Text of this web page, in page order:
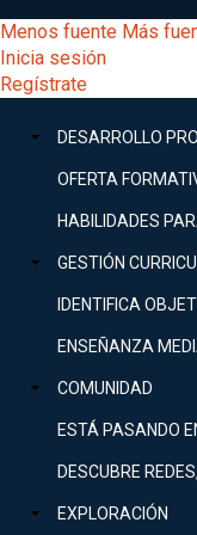
al
contenido
principal
Menú
entrar
mi
Menos fuente Más
Inicia sesión
Regístrate
Menú
DESARROLLO
OFERTA
HABILIDADES
GESTIÓN
IDENTIFICA
ENSEÑANZA
COMUNIDAD
ESTÁ PASANDO
DESCUBRE
EXPLORACIÓN
Buscar
Menú
DESARROLLO
Expand
GESTIÓN
Expand
COMUNIDAD
Expand
EXPLORACIÓN
Inicia